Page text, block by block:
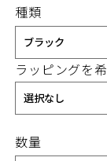
種類
ラッピングを
数量